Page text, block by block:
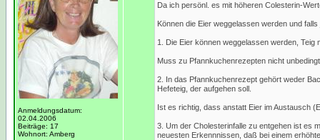
Anmeldungsdatum:
02.04.2006
Beiträge: 17
Wohnort: Amberg
Da ich persönl. es mit höheren Colesterin-
Können die Eier weggelassen werden und
1. Die Eier können weggelassen werden, Teig
Muss zu Pfannkuchenrezepten nicht
2. In das Pfannkuchenrezept gehört weder
Hefeteig, der aufgehen soll.
Ist es richtig, dass anstatt Eier im Austausch
3. Um der Cholesterinfalle zu entgehen ist es
neuesten Erkennnissen, daß bei einem